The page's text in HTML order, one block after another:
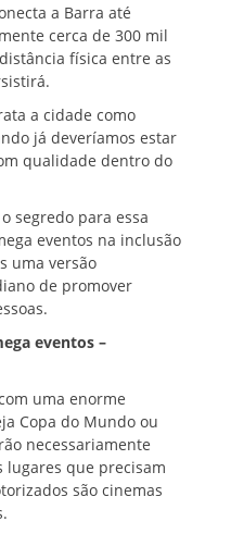
a Barra até
cerca de 300 mil
física entre as
a cidade como
já deveríamos estar
qualidade dentro do
segredo para essa
eventos na inclusão
uma versão
de promover
eventos –
uma enorme
Copa do Mundo ou
necessariamente
lugares que precisam
são cinemas